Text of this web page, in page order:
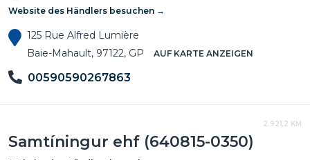
Website des Händlers besuchen →
125 Rue Alfred Lumière
Baie-Mahault, 97122, GP
AUF KARTE ANZEIGEN
00590590267863
2.921,2 KM
Samtíningur ehf (640815-0350)